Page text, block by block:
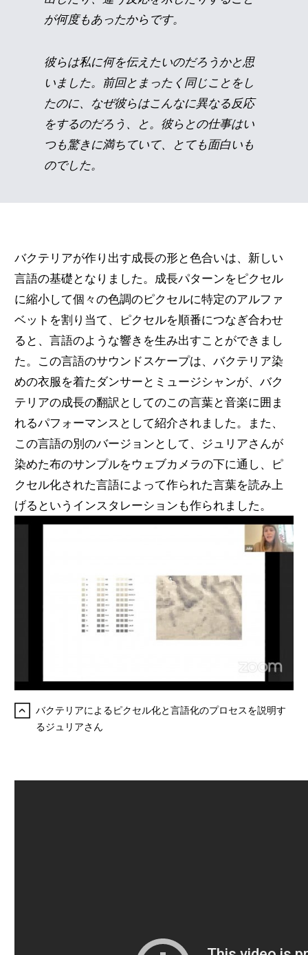
が何度もあったからです。
彼らは私に何を伝えたいのだろうかと思
いました。前回とまったく同じことをし
たのに、なぜ彼らはこんなに異なる反応
をするのだろう、と。彼らとの仕事はい
つも驚きに満ちていて、とても面白いも
のでした。
バクテリアが作り出す成長の形と色合いは、新しい
言語の基礎となりました。成長パターンをピクセル
に縮小して個々の色調のピクセルに特定のアルファ
ベットを割り当て、ピクセルを順番につなぎ合わせ
ると、言語のような響きを生み出すことができまし
た。この言語のサウンドスケープは、バクテリア染
めの衣服を着たダンサーとミュージシャンが、バク
テリアの成長の翻訳としてのこの言葉と音楽に囲ま
れるパフォーマンスとして紹介されました。また、
この言語の別のバージョンとして、ジュリアさんが
染めた布のサンプルをウェブカメラの下に通し、ピ
クセル化された言語によって作られた言葉を読み上
げるというインスタレーションも作られました。
バクテリアによるピクセル化と言語化のプロセスを説明す
るジュリアさん